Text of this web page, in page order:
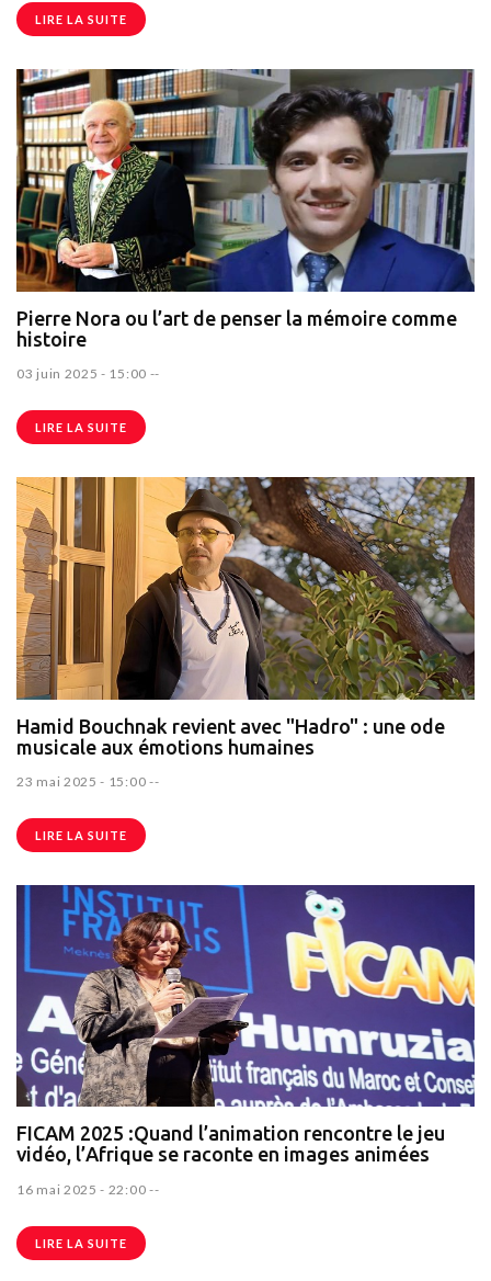
LIRE LA SUITE
Pierre Nora ou l’art de penser la mémoire comme
histoire
03 juin 2025 - 15:00 --
LIRE LA SUITE
Hamid Bouchnak revient avec "Hadro" : une ode
musicale aux émotions humaines
23 mai 2025 - 15:00 --
LIRE LA SUITE
FICAM 2025 :Quand l’animation rencontre le jeu
vidéo, l’Afrique se raconte en images animées
16 mai 2025 - 22:00 --
LIRE LA SUITE